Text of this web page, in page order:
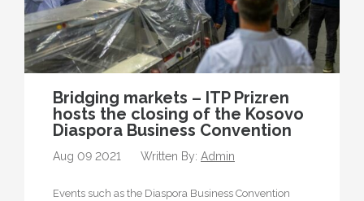
Bridging markets – ITP Prizren
hosts the closing of the Kosovo
Diaspora Business Convention
Aug 09 2021 Written By: Admin
Events such as the Diaspora Business Convention